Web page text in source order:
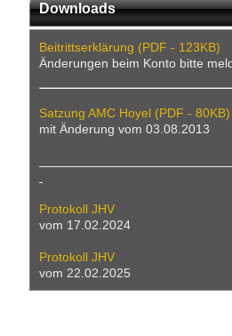
Downloads
Beitrittserklärung (PDF - 123KB)
Änderungen beim Konto bitte
Satzung AMC Hoyel (PDF - 80KB)
mit Änderung vom 03.08.2013
Protokoll JHV
vom 17.02.2024
Protokoll JHV
vom 22.02.2025